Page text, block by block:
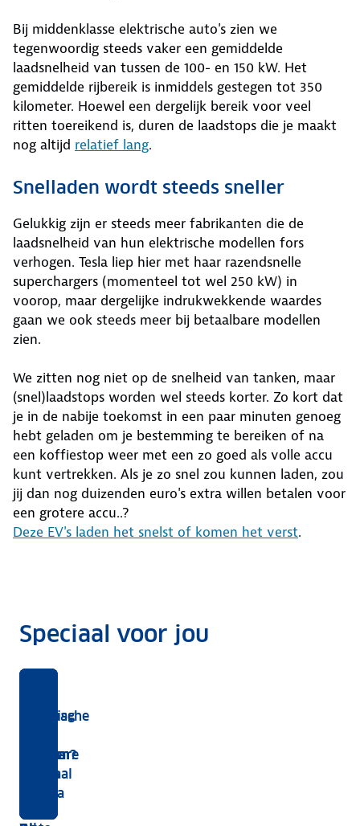
Bij middenklasse elektrische auto's zien we
tegenwoordig steeds vaker een gemiddelde
laadsnelheid van tussen de 100- en 150 kW. Het
gemiddelde rijbereik is inmiddels gestegen tot 350
kilometer. Hoewel een dergelijk bereik voor veel
ritten toereikend is, duren de laadstops die je maakt
nog altijd relatief lang.
Snelladen wordt steeds sneller
Gelukkig zijn er steeds meer fabrikanten die de
laadsnelheid van hun elektrische modellen fors
verhogen. Tesla liep hier met haar razendsnelle
superchargers (momenteel tot wel 250 kW) in
voorop, maar dergelijke indrukwekkende waardes
gaan we ook steeds meer bij betaalbare modellen
zien.
We zitten nog niet op de snelheid van tanken, maar
(snel)laadstops worden wel steeds korter. Zo kort dat
je in de nabije toekomst in een paar minuten genoeg
hebt geladen om je bestemming te bereiken of na
een koffiestop weer met een zo goed als volle accu
kunt vertrekken. Als je zo snel zou kunnen laden, zou
jij dan nog duizenden euro's extra willen betalen voor
een grotere accu..?
Deze EV's laden het snelst of komen het verst.
Speciaal voor jou
Elektrische
private
leasen
opladen
Europa
opladen?
Zo vraag
openbare
laadpaal
model,
uitvoering
opties
zegt
energielabel
over
een
hybride
elektrisch:
met
welke